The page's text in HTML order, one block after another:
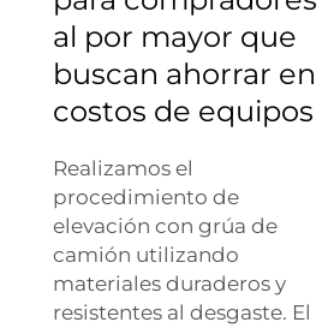
al por mayor que
buscan ahorrar en
costos de equipos
Realizamos el
procedimiento de
elevación con grúa de
camión utilizando
materiales duraderos y
resistentes al desgaste. El